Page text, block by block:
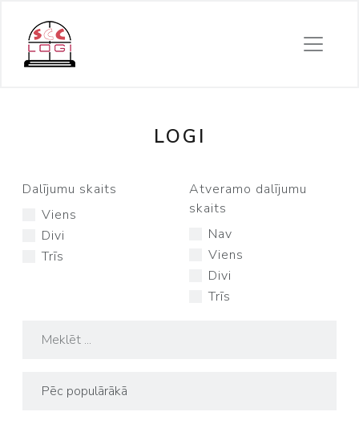
LOGI
Dalījumu skaits
Viens
Divi
Trīs
Atveramo dalījumu
skaits
Nav
Viens
Divi
Trīs